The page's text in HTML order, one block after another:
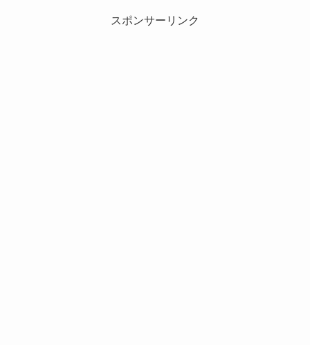
スポンサーリンク